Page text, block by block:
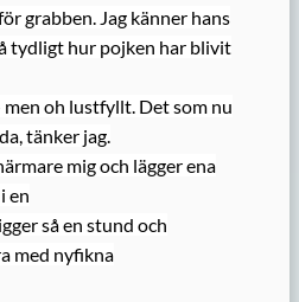
grabben. Jag känner hans
tydligt hur pojken har blivit
oh lustfyllt. Det som nu
tänker jag.
mig och lägger ena
en
så en stund och
med nyfikna